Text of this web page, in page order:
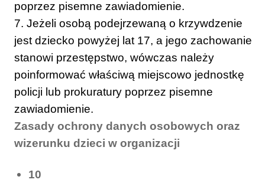
poprzez pisemne zawiadomienie.
7. Jeżeli osobą podejrzewaną o krzywdzenie
jest dziecko powyżej lat 17, a jego zachowanie
stanowi przestępstwo, wówczas należy
poinformować właściwą miejscowo jednostkę
policji lub prokuratury poprzez pisemne
zawiadomienie.
Zasady ochrony danych osobowych oraz
wizerunku dzieci w organizacji
10